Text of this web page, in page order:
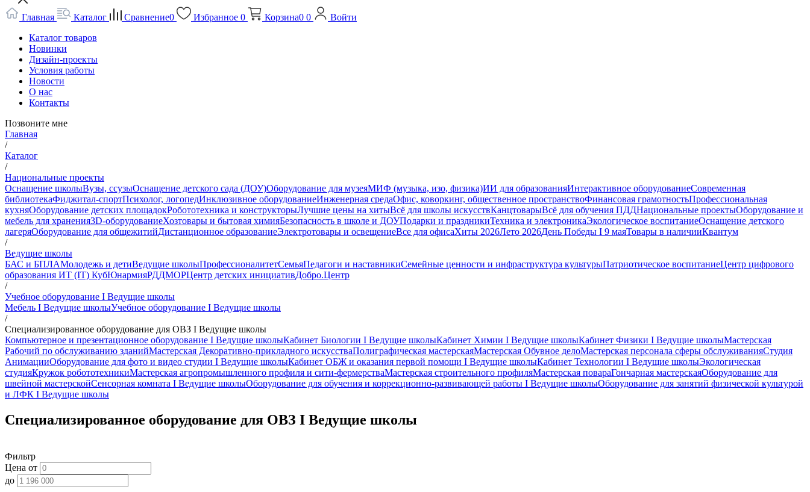
Главная Каталог Сравнение0 Избранное 0 Корзина0 0
Войти
Каталог товаров
Новинки
Дизайн-проекты
Условия работы
Новости
О нас
Контакты
Позвоните мне
Главная
/
Каталог
/
Национальные проекты
Оснащение школыВузы, ссузыОснащение детского сада (ДОУ)Оборудование для музеяМИФ (музыка, изо, физика)ИИ для образованияИнтерактивное оборудованиеСовременная
библиотекаФиджитал-спортПсихолог, логопедИнклюзивное оборудованиеИнженерная средаОфис, коворкинг, общественное пространствоФинансовая грамотностьПрофессиональная
кухняОборудование детских площадокРобототехника и конструкторыЛучшие цены на хитыВсё для школы искусствКанцтоварыВсё для обучения ПДДНациональные проектыОборудование и
мебель для хранения3D-оборудованиеХозтовары и бытовая химияБезопасность в школе и ДОУПодарки и праздникиТехника и электроникаЭкологическое воспитаниеОснащение детского
лагеряОборудование для общежитийДистанционное образованиеЭлектротовары и освещениеВсе для офисаХиты 2026Лето 2026День Победы I 9 маяТовары в наличииКвантум
/
Ведущие школы
БАС и БПЛАМолодежь и детиВедущие школыПрофессионалитетСемьяПедагоги и наставникиСемейные ценности и инфраструктура культурыПатриотическое воспитаниеЦентр цифрового
образования ИТ (IT) КубЮнармияРДДМОРЦентр детских инициативДобро.Центр
/
Учебное оборудование I Ведущие школы
Мебель I Ведущие школыУчебное оборудование I Ведущие школы
/
Специализированное оборудование для ОВЗ I Ведущие школы
Компьютерное и презентационное оборудование I Ведущие школыКабинет Биологии I Ведущие школыКабинет Химии I Ведущие школыКабинет Физики I Ведущие школыМастерская
Рабочий по обслуживанию зданийМастерская Декоративно-прикладного искусстваПолиграфическая мастерскаяМастерская Обувное делоМастерская персонала сферы обслуживанияСтудия
АнимацииОборудование для фото и видео студии I Ведущие школыКабинет ОБЖ и оказания первой помощи I Ведущие школыКабинет Технологии I Ведущие школыЭкологическая
студияКружок робототехникиМастерская агропромышленного профиля и сити-фермерстваМастерская строительного профиляМастерская повараГончарная мастерскаяОборудование для
швейной мастерскойСенсорная комната I Ведущие школыОборудование для обучения и коррекционно-развивающей работы I Ведущие школыОборудование для занятий физической культурой
и ЛФК I Ведущие школы
Специализированное оборудование для ОВЗ I Ведущие школы
Фильтр
Цена от
до